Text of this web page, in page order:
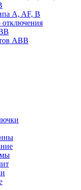
A, AF, B
отключения
АВВ